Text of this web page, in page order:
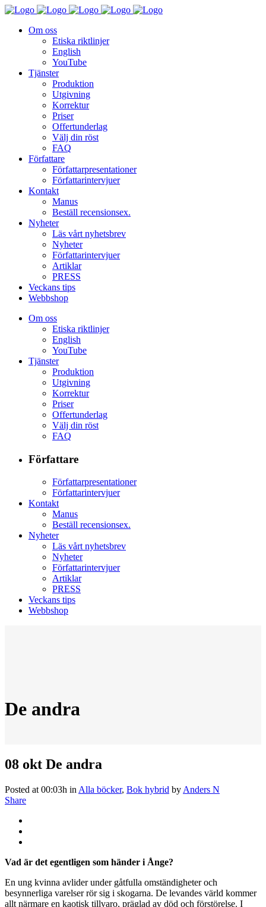
Om oss
Etiska riktlinjer
English
YouTube
Tjänster
Produktion
Utgivning
Korrektur
Priser
Offertunderlag
Välj din röst
FAQ
Författare
Författarpresentationer
Författarintervjuer
Kontakt
Manus
Beställ recensionsex.
Nyheter
Läs vårt nyhetsbrev
Nyheter
Författarintervjuer
Artiklar
PRESS
Veckans tips
Webbshop
Om oss
Etiska riktlinjer
English
YouTube
Tjänster
Produktion
Utgivning
Korrektur
Priser
Offertunderlag
Välj din röst
FAQ
Författare
Författarpresentationer
Författarintervjuer
Kontakt
Manus
Beställ recensionsex.
Nyheter
Läs vårt nyhetsbrev
Nyheter
Författarintervjuer
Artiklar
PRESS
Veckans tips
Webbshop
De andra
08 okt De andra
Posted at 00:03h in Alla böcker, Bok hybrid by Anders N
Share
Vad är det egentligen som händer i Ånge?
En ung kvinna avlider under gåtfulla omständigheter och
besynnerliga varelser rör sig i skogarna. De levandes värld kommer
allt närmare en kaotisk tillvaro, präglad av död och förstörelse. I